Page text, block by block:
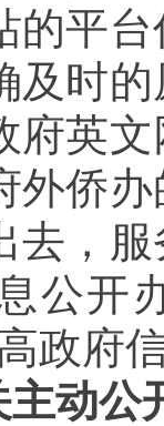
的平
及时
府英
外侨
去，
公开
政府
动公